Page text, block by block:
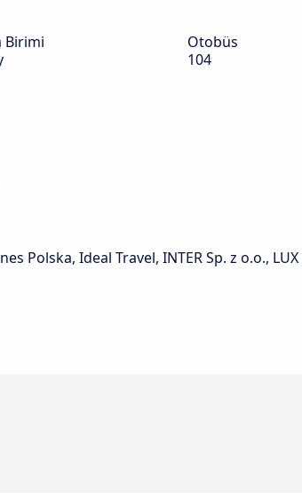
Birimi
Otobüs
104
Polska, Ideal Travel, INTER Sp. z o.o.,